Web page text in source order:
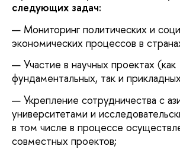
следующих задач:
Мониторинг политических и
экономических процессов в
Участие в научных проектах (как
фундаментальных, так и
Укрепление сотрудничества с
университетами и
в том числе в процессе
совместных проектов;